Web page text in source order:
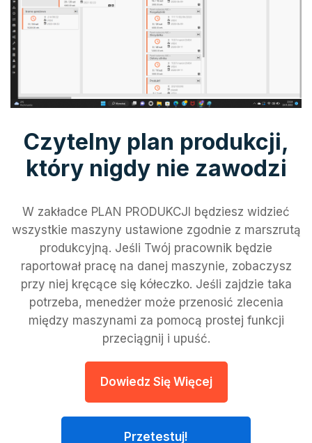
Czytelny plan produkcji,
który nigdy nie zawodzi
W zakładce PLAN PRODUKCJI będziesz widzieć
wszystkie maszyny ustawione zgodnie z marszrutą
produkcyjną. Jeśli Twój pracownik będzie
raportował pracę na danej maszynie, zobaczysz
przy niej kręcące się kółeczko. Jeśli zajdzie taka
potrzeba, menedżer może przenosić zlecenia
między maszynami za pomocą prostej funkcji
przeciągnij i upuść.
Dowiedz Się Więcej
Przetestuj!